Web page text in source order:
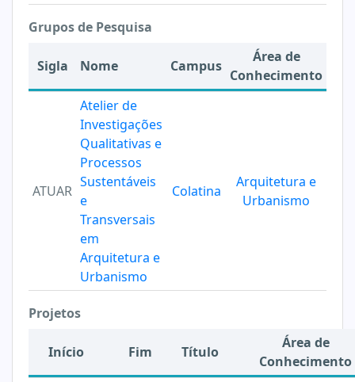
Grupos de Pesquisa
Sigla Nome Campus
Área de
Conhecimento
ATUAR
Atelier de
Investigações
Qualitativas e
Processos
Sustentáveis
e
Transversais
em
Arquitetura e
Urbanismo
Colatina
Arquitetura e
Urbanismo
Projetos
Início Fim Título
Área de
Conhecimento